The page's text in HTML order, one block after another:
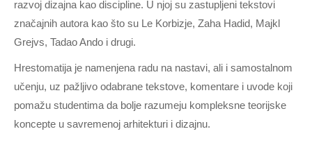
razvoj dizajna kao discipline. U njoj su zastupljeni tekstovi
značajnih autora kao što su Le Korbizje, Zaha Hadid, Majkl
Grejvs, Tadao Ando i drugi.
Hrestomatija je namenjena radu na nastavi, ali i samostalnom
učenju, uz pažljivo odabrane tekstove, komentare i uvode koji
pomažu studentima da bolje razumeju kompleksne teorijske
koncepte u savremenoj arhitekturi i dizajnu.